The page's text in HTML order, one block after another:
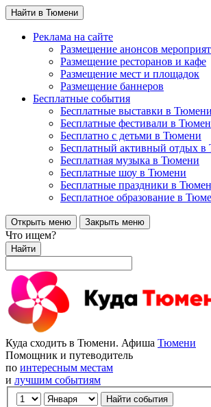
Найти в Тюмени
Реклама на сайте
Размещение анонсов
Размещение ресторанов и кафе
Размещение мест и площадок
Размещение баннеров
Бесплатные события
Бесплатные выставки в Тюмени
Бесплатные фестивали в
Бесплатно с детьми в Тюмени
Бесплатный активный отдых
Бесплатная музыка в Тюмени
Бесплатные шоу в Тюмени
Бесплатные праздники в
Бесплатное образование в
Открыть меню Закрыть меню
Что ищем?
Найти
Куда сходить в Тюмени. Афиша Тюмени
Помощник и путеводитель
по интересным местам
и лучшим событиям